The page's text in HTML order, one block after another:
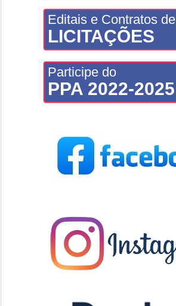
Editais e Contratos de
LICITAÇÕES
Participe do
PPA 2022-2025